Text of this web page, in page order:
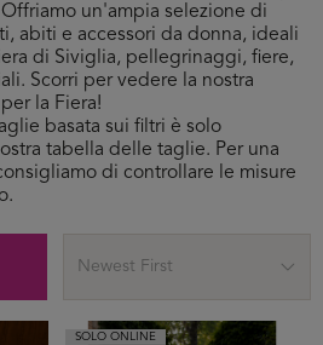
un'ampia selezione di
abiti e accessori da donna, ideali
di Siviglia, pellegrinaggi, fiere,
Scorri per vedere la nostra
la Fiera!
basata sui filtri è solo
tabella delle taglie. Per una
di controllare le misure
Newest First
SOLO ONLINE